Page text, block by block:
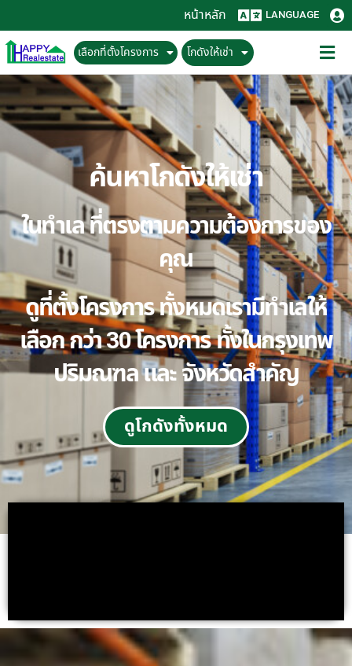
หน้าหลัก LANGUAGE
เลือกที่ตั้งโครงการ โกดังให้เช่า
ค้นหาโกดังให้เช่า
ในทำเล ที่ตรงตามความต้องการของ
คุณ
ดูที่ตั้งโครงการ ทั้งหมดเรามีทำเลให้
เลือก กว่า 30 โครงการ ทั้งในกรุงเทพ
ปริมณฑล และ จังหวัดสำคัญ
ดูโกดังทั้งหมด